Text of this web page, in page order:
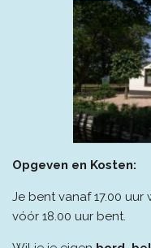
Opgeven en Kosten:
Je bent vanaf 17.00 uur
vóór 18.00 uur bent.